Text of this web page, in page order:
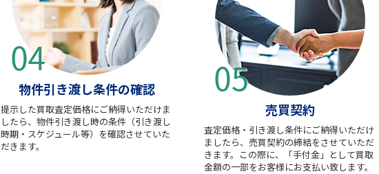
物件引き渡し条件の確認
提示した買取査定価格にご納得いただけま
したら、物件引き渡し時の条件（引き渡し
時期・スケジュール等）を確認させていた
だきます。
売買契約
査定価格・引き渡し条件にご納得いただけ
ましたら、売買契約の締結をさせていただ
きます。この際に、「手付金」として買取
金額の一部をお客様にお支払い致します。